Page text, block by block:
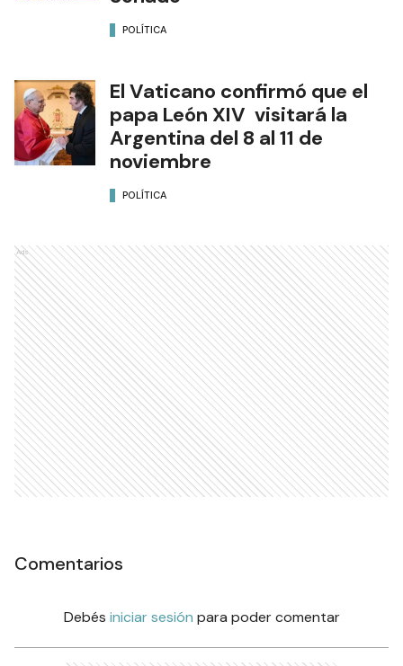
POLÍTICA
El Vaticano confirmó que el
papa León XIV visitará la
Argentina del 8 al 11 de
noviembre
POLÍTICA
Ads
Comentarios
Debés iniciar sesión para poder comentar